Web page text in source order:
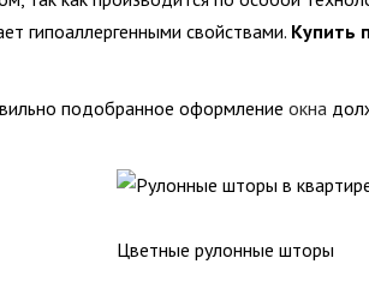
гипоаллергенными свойствами. Купить
подобранное оформление окна
Цветные рулонные шторы